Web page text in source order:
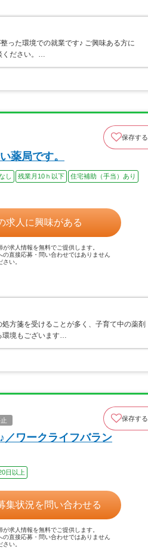
った環境での就業です♪ ご興味ある方に
ください。…
保存する
薬局です。
し 残業月10ｈ以下
住宅補助（手当）あり
求人に興味がある
が求人情報を無料でご提供します。
の直接応募・問い合わせではありません
い。
方箋を受けることが多く、子育て中の薬剤
環境もございます…
保存する
／ワークライフバラン
日以上
集状況を問い合わせる
が求人情報を無料でご提供します。
の直接応募・問い合わせではありません
い。